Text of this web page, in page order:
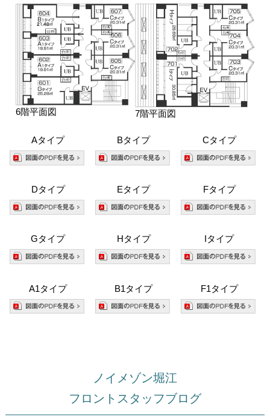
6階平面図 7階平面図
Aタイプ Bタイプ Cタイプ
Dタイプ Eタイプ Fタイプ
Gタイプ Hタイプ Iタイプ
A1タイプ B1タイプ F1タイプ
ノイメゾン堀江
フロントスタッフブログ